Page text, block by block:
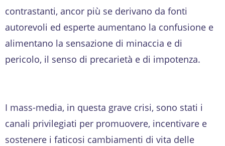
contrastanti, ancor più se derivano da fonti
autorevoli ed esperte aumentano la confusione e
alimentano la sensazione di minaccia e di
pericolo, il senso di precarietà e di impotenza.
I mass-media, in questa grave crisi, sono stati i
canali privilegiati per promuovere, incentivare e
sostenere i faticosi cambiamenti di vita delle